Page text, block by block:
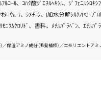
ﾙｺｰﾙ､ ｺﾊｸ酸ｼﾞｴﾁﾙﾍｷｼﾙ､ ｼﾞﾌｪﾆﾙｼﾛｷ
ﾀﾆｳﾑ-7､ ｼﾒﾁｺﾝ､ (加水分解ｼﾙｸ/PG-ﾌﾟﾛ
ﾓﾆｳﾑｸﾛﾘﾄﾞ､ 香料､ ﾒﾁﾙﾊﾟﾗﾍﾞﾝ､ ｴﾁﾙﾊﾟ
／保湿アミノ成分（毛髪補修）／エモリエントア